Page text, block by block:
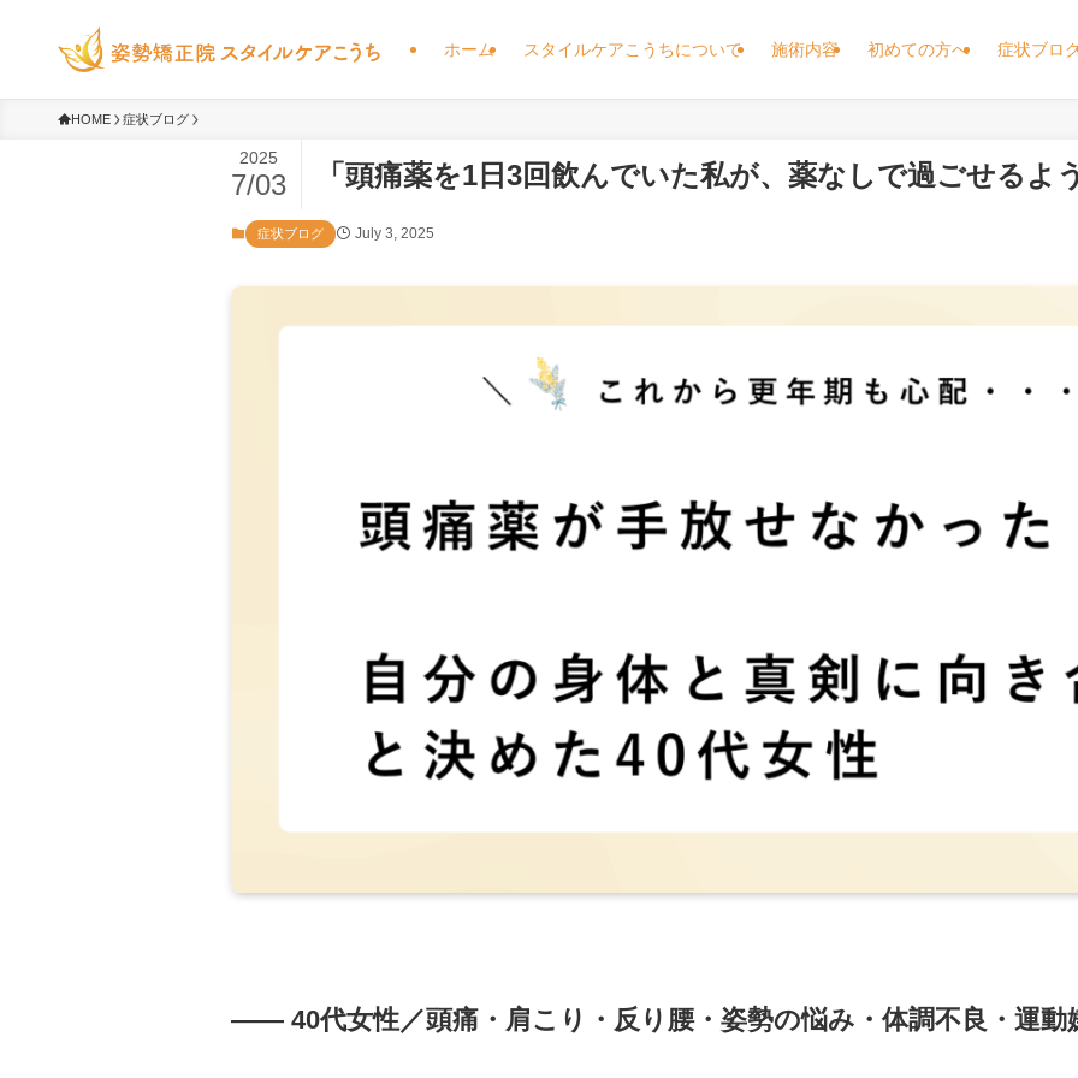
ホーム スタイルケアこうちについて 施術内容 初めての方へ 症状ブロ
HOME 症状ブログ
「頭痛薬を1日3回飲んでいた私が、薬なしで過ごせるよ
2025
7/03
症状ブログ July 3, 2025
—— 40代女性／頭痛・肩こり・反り腰・姿勢の悩み・体調不良・運